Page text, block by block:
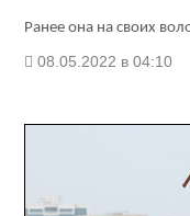
Ранее она на своих
08.05.2022 в 04:10